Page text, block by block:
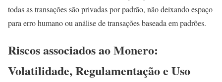
todas as transações são privadas por padrão, não deixando espaço
para erro humano ou análise de transações baseada em padrões.
Riscos associados ao Monero:
Volatilidade, Regulamentação e Uso